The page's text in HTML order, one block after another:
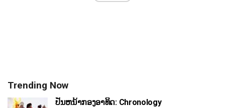
Trending Now
ປັນຫນ້າກອງອາທິດ: Chronology